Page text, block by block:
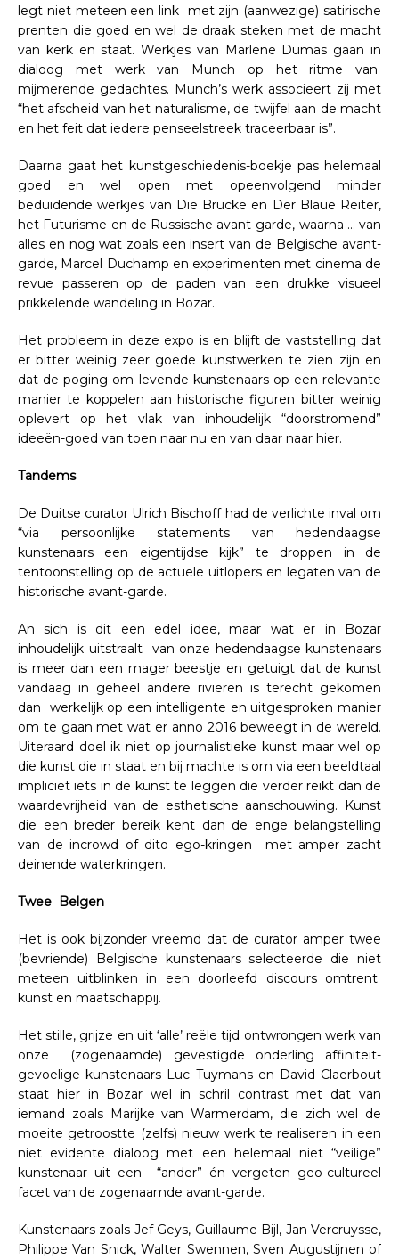
legt niet meteen een link met zijn (aanwezige) satirische
prenten die goed en wel de draak steken met de macht
van kerk en staat. Werkjes van Marlene Dumas gaan in
dialoog met werk van Munch op het ritme van
mijmerende gedachtes. Munch’s werk associeert zij met
“het afscheid van het naturalisme, de twijfel aan de macht
en het feit dat iedere penseelstreek traceerbaar is”.
Daarna gaat het kunstgeschiedenis-boekje pas helemaal
goed en wel open met opeenvolgend minder
beduidende werkjes van Die Brücke en Der Blaue Reiter,
het Futurisme en de Russische avant-garde, waarna … van
alles en nog wat zoals een insert van de Belgische avant-
garde, Marcel Duchamp en experimenten met cinema de
revue passeren op de paden van een drukke visueel
prikkelende wandeling in Bozar.
Het probleem in deze expo is en blijft de vaststelling dat
er bitter weinig zeer goede kunstwerken te zien zijn en
dat de poging om levende kunstenaars op een relevante
manier te koppelen aan historische figuren bitter weinig
oplevert op het vlak van inhoudelijk “doorstromend”
ideeën-goed van toen naar nu en van daar naar hier.
Tandems
De Duitse curator Ulrich Bischoff had de verlichte inval om
“via persoonlijke statements van hedendaagse
kunstenaars een eigentijdse kijk” te droppen in de
tentoonstelling op de actuele uitlopers en legaten van de
historische avant-garde.
An sich is dit een edel idee, maar wat er in Bozar
inhoudelijk uitstraalt van onze hedendaagse kunstenaars
is meer dan een mager beestje en getuigt dat de kunst
vandaag in geheel andere rivieren is terecht gekomen
dan werkelijk op een intelligente en uitgesproken manier
om te gaan met wat er anno 2016 beweegt in de wereld.
Uiteraard doel ik niet op journalistieke kunst maar wel op
die kunst die in staat en bij machte is om via een beeldtaal
impliciet iets in de kunst te leggen die verder reikt dan de
waardevrijheid van de esthetische aanschouwing. Kunst
die een breder bereik kent dan de enge belangstelling
van de incrowd of dito ego-kringen met amper zacht
deinende waterkringen.
Twee Belgen
Het is ook bijzonder vreemd dat de curator amper twee
(bevriende) Belgische kunstenaars selecteerde die niet
meteen uitblinken in een doorleefd discours omtrent
kunst en maatschappij.
Het stille, grijze en uit ‘alle’ reële tijd ontwrongen werk van
onze (zogenaamde) gevestigde onderling affiniteit-
gevoelige kunstenaars Luc Tuymans en David Claerbout
staat hier in Bozar wel in schril contrast met dat van
iemand zoals Marijke van Warmerdam, die zich wel de
moeite getroostte (zelfs) nieuw werk te realiseren in een
niet evidente dialoog met een helemaal niet “veilige”
kunstenaar uit een “ander” én vergeten geo-cultureel
facet van de zogenaamde avant-garde.
Kunstenaars zoals Jef Geys, Guillaume Bijl, Jan Vercruysse,
Philippe Van Snick, Walter Swennen, Sven Augustijnen of